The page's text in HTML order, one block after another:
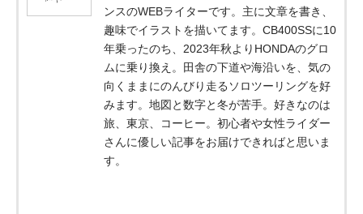
ンスのWEBライターです。主に文章を書き、
趣味でイラストを描いてます。CB400SSに10
年乗ったのち、2023年秋よりHONDAのグロ
ムに乗り換え。田舎の下道や海沿いを、気の
向くままにのんびり走るソロツーリングを好
みます。地図と数字と冬が苦手。好きなのは
旅、東京、コーヒー。初心者や女性ライダー
さんに優しい記事をお届けできればと思いま
す。